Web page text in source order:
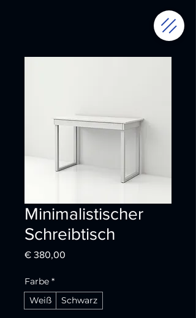
Minimalistischer
Schreibtisch
€ 380,00
Farbe *
Weiß
Schwarz